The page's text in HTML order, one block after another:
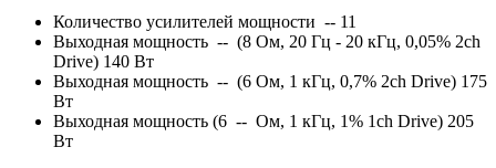
Количество усилителей мощности -- 11
Выходная мощность -- (8 Ом, 20 Гц - 20 кГц, 0,05% 2ch
Drive) 140 Вт
Выходная мощность -- (6 Ом, 1 кГц, 0,7% 2ch Drive) 175
Вт
Выходная мощность (6 -- Ом, 1 кГц, 1% 1ch Drive) 205
Вт